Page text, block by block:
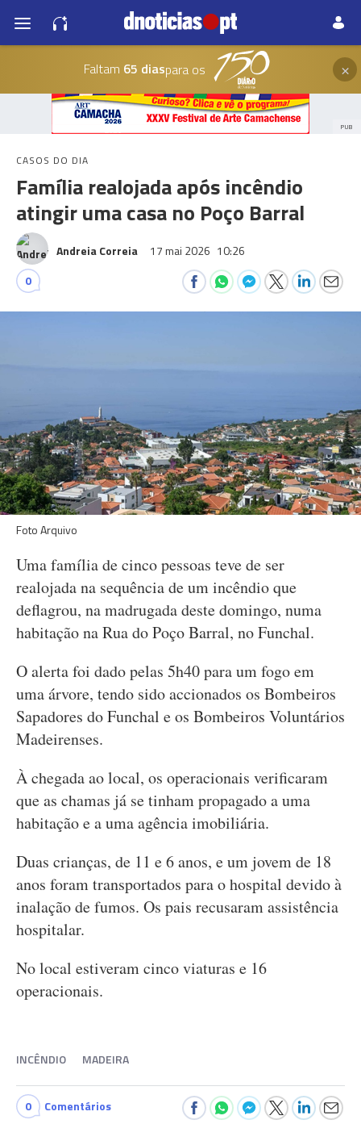
Faltam 65 diaspara os ×
PUB
CASOS DO DIA
Família realojada após incêndio
atingir uma casa no Poço Barral
Andreia Correia 17 mai 2026 10:26
0
Foto Arquivo
Uma família de cinco pessoas teve de ser
realojada na sequência de um incêndio que
deflagrou, na madrugada deste domingo, numa
habitação na Rua do Poço Barral, no Funchal.
O alerta foi dado pelas 5h40 para um fogo em
uma árvore, tendo sido accionados os Bombeiros
Sapadores do Funchal e os Bombeiros Voluntários
Madeirenses.
À chegada ao local, os operacionais verificaram
que as chamas já se tinham propagado a uma
habitação e a uma agência imobiliária.
Duas crianças, de 11 e 6 anos, e um jovem de 18
anos foram transportados para o hospital devido à
inalação de fumos. Os pais recusaram assistência
hospitalar.
No local estiveram cinco viaturas e 16
operacionais.
INCÊNDIO MADEIRA
0 Comentários